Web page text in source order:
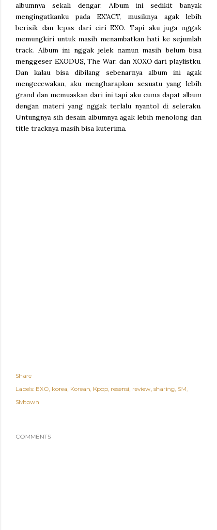
albumnya sekali dengar. Album ini sedikit banyak
mengingatkanku pada EX'ACT, musiknya agak lebih
berisik dan lepas dari ciri EXO. Tapi aku juga nggak
memungkiri untuk masih menambatkan hati ke sejumlah
track. Album ini nggak jelek namun masih belum bisa
menggeser EXODUS, The War, dan XOXO dari playlistku.
Dan kalau bisa dibilang sebenarnya album ini agak
mengecewakan, aku mengharapkan sesuatu yang lebih
grand dan memuaskan dari ini tapi aku cuma dapat album
dengan materi yang nggak terlalu nyantol di seleraku.
Untungnya sih desain albumnya agak lebih menolong dan
title tracknya masih bisa kuterima.
Share
Labels: EXO korea Korean Kpop resensi review sharing SM
SMtown
COMMENTS